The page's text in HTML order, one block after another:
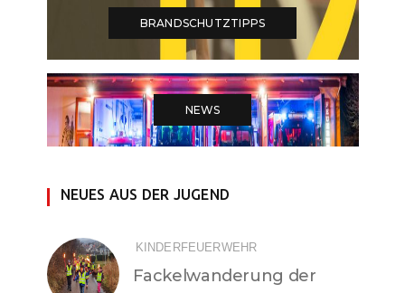
BRANDSCHUTZTIPPS
NEWS
NEUES AUS DER JUGEND
KINDERFEUERWEHR
Fackelwanderung der